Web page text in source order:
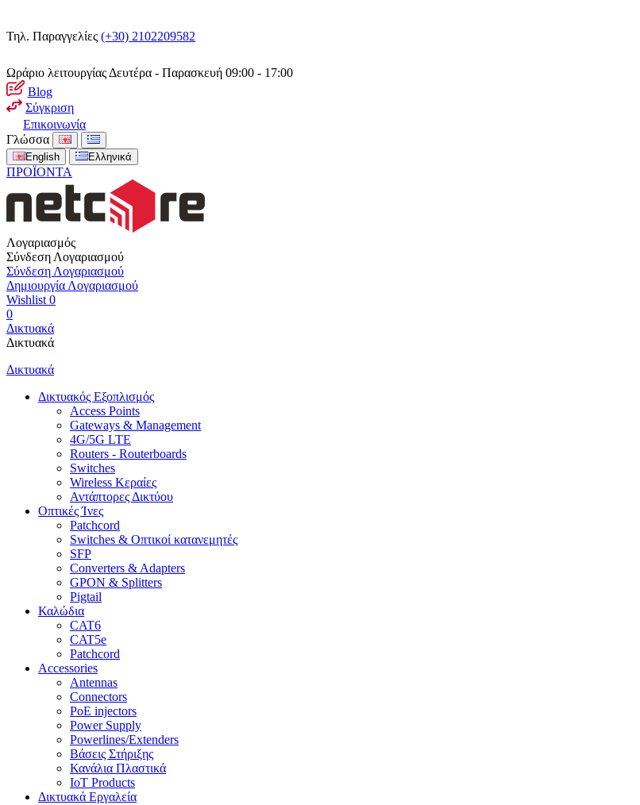
Τηλ. Παραγγελίες (+30) 2102209582
Ωράριο λειτουργίας Δευτέρα - Παρασκευή 09:00 - 17:00
Blog
Σύγκριση
Επικοινωνία
Γλώσσα
English Ελληνικά
ΠΡΟΪΟΝΤΑ
Λογαριασμός
Σύνδεση Λογαριασμού
Σύνδεση Λογαριασμού
Δημιουργία Λογαριασμού
Wishlist 0
0
Δικτυακά
Δικτυακά
Δικτυακά
Δικτυακός Εξοπλισμός
Access Points
Gateways & Management
4G/5G LTE
Routers - Routerboards
Switches
Wireless Κεραίες
Αντάπτορες Δικτύου
Οπτικές Ίνες
Patchcord
Switches & Οπτικοί κατανεμητές
SFP
Converters & Adapters
GPON & Splitters
Pigtail
Καλώδια
CAT6
CAT5e
Patchcord
Accessories
Antennas
Connectors
PoE injectors
Power Supply
Powerlines/Extenders
Βάσεις Στήριξης
Κανάλια Πλαστικά
IoT Products
Δικτυακά Εργαλεία